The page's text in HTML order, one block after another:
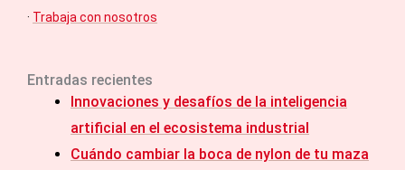
· Trabaja con nosotros
Entradas recientes
Innovaciones y desafíos de la inteligencia
artificial en el ecosistema industrial
Cuándo cambiar la boca de nylon de tu maza